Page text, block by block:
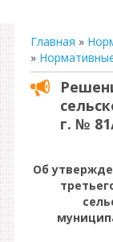
Главная »
»
г. №
Об